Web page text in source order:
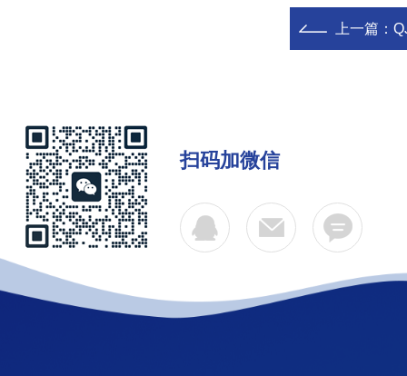
上一篇：
扫码加微信